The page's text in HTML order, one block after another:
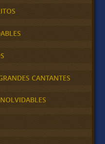
CANTANTES